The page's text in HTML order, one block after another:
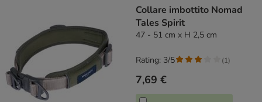
Collare imbottito Nomad
Tales Spirit
47 - 51 cm x H 2,5 cm
7,69 €
Rating: 3/5 (1)